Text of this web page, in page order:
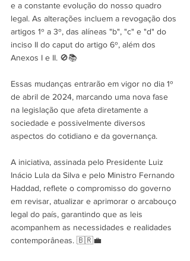
e a constante evolução do nosso quadro
legal. As alterações incluem a revogação dos
artigos 1º a 3º, das alíneas "b", "c" e "d" do
inciso II do caput do artigo 6º, além dos
Anexos I e II. 🚫📚
Essas mudanças entrarão em vigor no dia 1º
de abril de 2024, marcando uma nova fase
na legislação que afeta diretamente a
sociedade e possivelmente diversos
aspectos do cotidiano e da governança.
A iniciativa, assinada pelo Presidente Luiz
Inácio Lula da Silva e pelo Ministro Fernando
Haddad, reflete o compromisso do governo
em revisar, atualizar e aprimorar o arcabouço
legal do país, garantindo que as leis
acompanhem as necessidades e realidades
contemporâneas. 🇧🇷💼